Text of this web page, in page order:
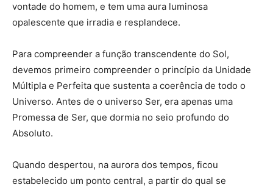
vontade do homem, e tem uma aura luminosa
opalescente que irradia e resplandece.
Para compreender a função transcendente do Sol,
devemos primeiro compreender o princípio da Unidade
Múltipla e Perfeita que sustenta a coerência de todo o
Universo. Antes de o universo Ser, era apenas uma
Promessa de Ser, que dormia no seio profundo do
Absoluto.
Quando despertou, na aurora dos tempos, ficou
estabelecido um ponto central, a partir do qual se